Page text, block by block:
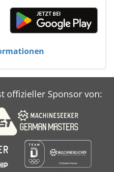
offizieller Sponsor von: